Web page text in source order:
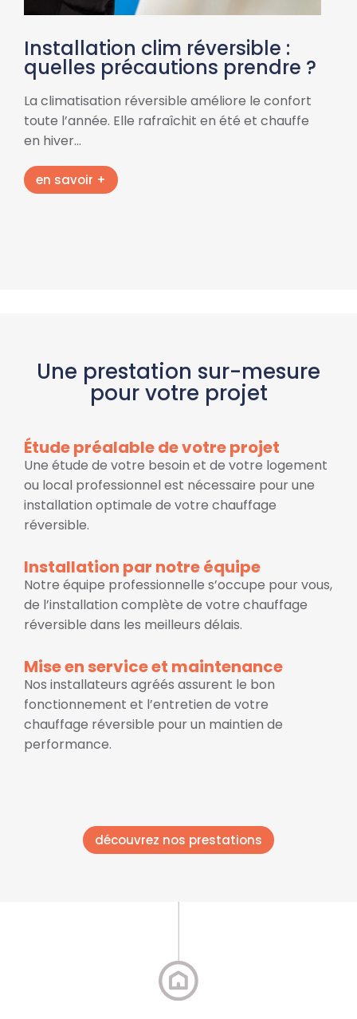
Installation clim réversible :
quelles précautions prendre ?
La climatisation réversible améliore le confort
toute l’année. Elle rafraîchit en été et chauffe
en hiver…
en savoir +
Une prestation sur-mesure
pour votre projet
Étude préalable de votre projet
Une étude de votre besoin et de votre logement
ou local professionnel est nécessaire pour une
installation optimale de votre chauffage
réversible.
Installation par notre équipe
Notre équipe professionnelle s’occupe pour vous,
de l’installation complète de votre chauffage
réversible dans les meilleurs délais.
Mise en service et maintenance
Nos installateurs agréés assurent le bon
fonctionnement et l’entretien de votre
chauffage réversible pour un maintien de
performance.
découvrez nos prestations